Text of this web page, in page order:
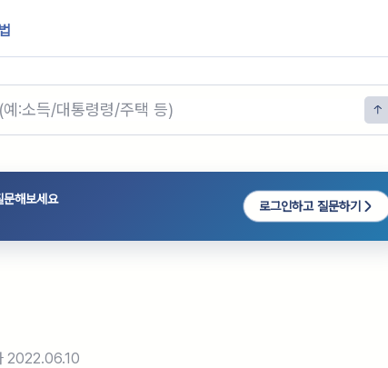
해보세요 로그인하고 질문하기
2022.06.10